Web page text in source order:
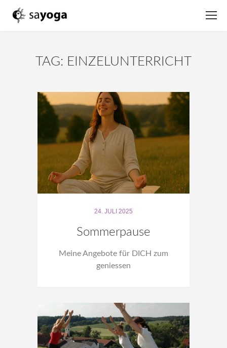
TAG: EINZELUNTERRICHT
24. JULI 2025
Sommerpause
Meine Angebote für DICH zum
geniessen